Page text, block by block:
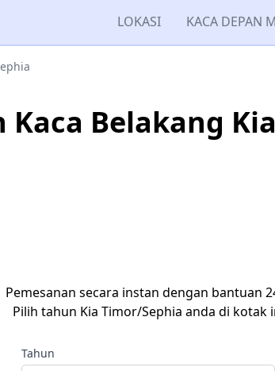
LOKASI KACA DEPAN
Belakang
Pemesanan secara instan dengan bantuan
Pilih tahun Kia Timor/Sephia anda di kotak
Tahun